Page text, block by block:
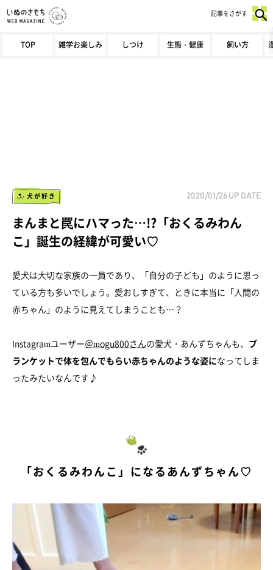
TOP 雑学お楽しみ しつけ 生態・健康 飼い方
記事をさがす
犬が好き 2020/01/26 UP DATE
まんまと罠にハマった…!?「おくるみわん
こ」誕生の経緯が可愛い♡
愛犬は大切な家族の一員であり、「自分の子ども」のように思っ
ている方も多いでしょう。愛おしすぎて、ときに本当に「人間の
赤ちゃん」のように見えてしまうことも…？
Instagramユーザー＠mogu800さんの愛犬・あんずちゃんも、 ブ
ランケットで体を包んでもらい赤ちゃんのような姿になってしま
ったみたいなんです♪
「おくるみわんこ」になるあんずちゃん♡